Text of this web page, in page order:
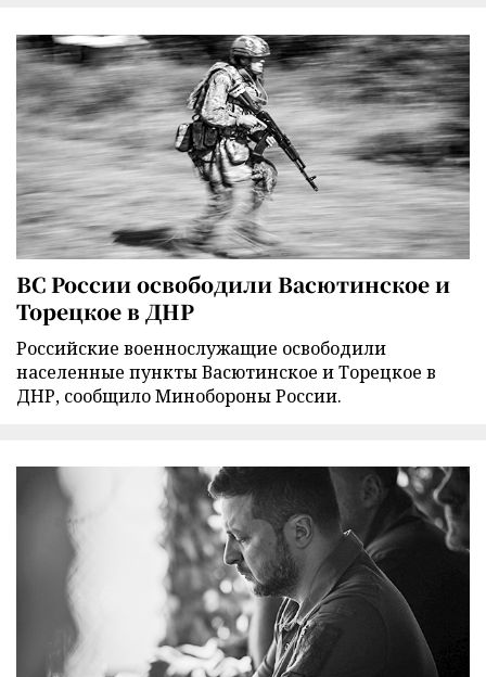
ВС России освободили Васютинское и
Торецкое в ДНР
Российские военнослужащие освободили
населенные пункты Васютинское и Торецкое в
ДНР, сообщило Минобороны России.